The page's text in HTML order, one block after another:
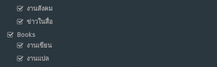
งานสังคม
ข่าวในสื่อ
Books
งานเขียน
งานแปล